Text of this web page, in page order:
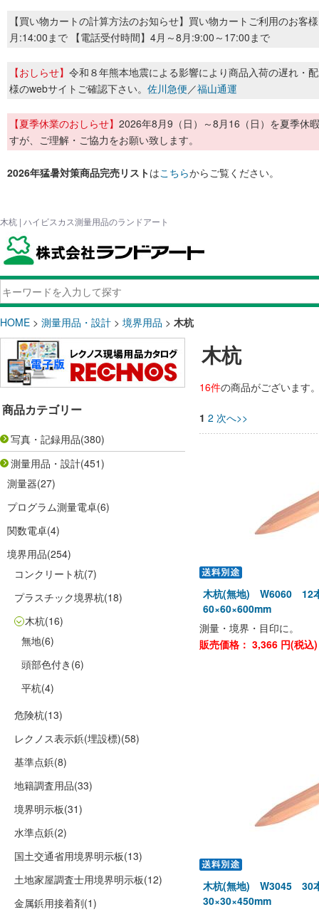
【買い物カートの計算方法のお知らせ】買い物カートご利用のお客
月:14:00まで 【電話受付時間】4月～8月:9:00～17:00まで
【おしらせ】 令和８年熊本地震による影響により商品入荷の遅れ・
様のwebサイトご確認下さい。 佐川急便／福山通運
【夏季休業のおしらせ】 2026年8月9（日）～8月16（日）を夏季休
すが、ご理解・ご協力をお願い致します。
2026年猛暑対策商品完売リストはこちらからご覧ください。
木杭 | ハイビスカス測量用品のランドアート
HOME > 測量用品・設計 > 境界用品 > 木杭
商品カテゴリー
写真・記録用品(380)
測量用品・設計(451)
測量器(27)
プログラム測量電卓(6)
関数電卓(4)
境界用品(254)
コンクリート杭(7)
プラスチック境界杭(18)
木杭(16)
無地(6)
頭部色付き (6)
平杭(4)
危険杭(13)
レクノス表示鋲(埋設標)(58)
基準点鋲(8)
地籍調査用品(33)
境界明示板(31)
水準点鋲(2)
国土交通省用境界明示板(13)
土地家屋調査士用境界明示板(12)
金属鋲用接着剤(1)
木杭
16件の商品がございます
1 2 次へ>>
木杭(無地) W6060
60×60×600mm
測量・境界・目印に。
販売価格： 3,366 円(税
木杭(無地) W3045
30×30×450mm